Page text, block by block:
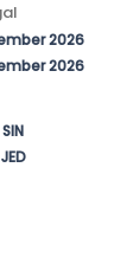
yang
Makkah
pilihan,
2026
2026